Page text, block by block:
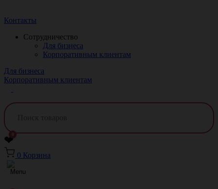
Контакты
Сотрудничество
Для бизнеса
Корпоративным клиентам
Для бизнеса
Корпоративным клиентам
❤0
0 Корзина